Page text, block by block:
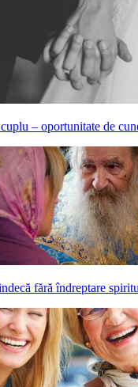
– oportunitate de
fără îndreptare